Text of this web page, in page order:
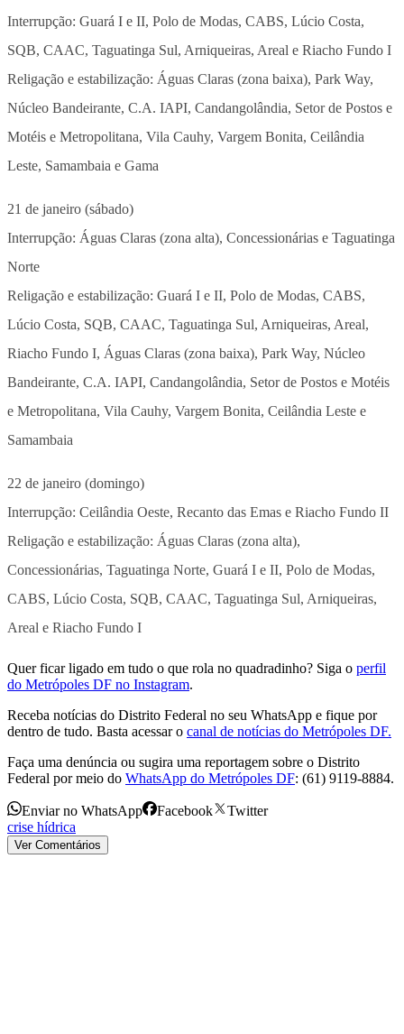
Interrupção: Guará I e II, Polo de Modas, CABS, Lúcio Costa,
SQB, CAAC, Taguatinga Sul, Arniqueiras, Areal e Riacho Fundo I
Religação e estabilização: Águas Claras (zona baixa), Park Way,
Núcleo Bandeirante, C.A. IAPI, Candangolândia, Setor de Postos e
Motéis e Metropolitana, Vila Cauhy, Vargem Bonita, Ceilândia
Leste, Samambaia e Gama
21 de janeiro (sábado)
Interrupção: Águas Claras (zona alta), Concessionárias e Taguatinga
Norte
Religação e estabilização: Guará I e II, Polo de Modas, CABS,
Lúcio Costa, SQB, CAAC, Taguatinga Sul, Arniqueiras, Areal,
Riacho Fundo I, Águas Claras (zona baixa), Park Way, Núcleo
Bandeirante, C.A. IAPI, Candangolândia, Setor de Postos e Motéis
e Metropolitana, Vila Cauhy, Vargem Bonita, Ceilândia Leste e
Samambaia
22 de janeiro (domingo)
Interrupção: Ceilândia Oeste, Recanto das Emas e Riacho Fundo II
Religação e estabilização: Águas Claras (zona alta),
Concessionárias, Taguatinga Norte, Guará I e II, Polo de Modas,
CABS, Lúcio Costa, SQB, CAAC, Taguatinga Sul, Arniqueiras,
Areal e Riacho Fundo I
Quer ficar ligado em tudo o que rola no quadradinho? Siga o perfil
do Metrópoles DF no Instagram.
Receba notícias do Distrito Federal no seu WhatsApp e fique por
dentro de tudo. Basta acessar o canal de notícias do Metrópoles DF.
Faça uma denúncia ou sugira uma reportagem sobre o Distrito
Federal por meio do WhatsApp do Metrópoles DF: (61) 9119-8884.
Enviar no WhatsApp Facebook
Twitter
crise hídrica
Ver Comentários